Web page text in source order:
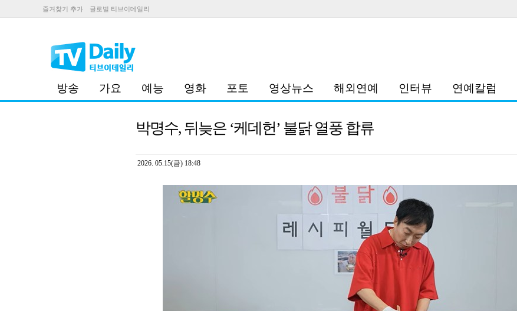
즐겨찾기 추가 글로벌 티브이데일리
방송 가요 예능 영화 포토 영상뉴스 해외연예 인터뷰 연예칼럼
박명수, 뒤늦은 ‘케데헌’ 불닭 열풍 합류
2026. 05.15(금) 18:48